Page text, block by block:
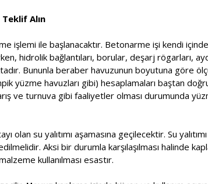
Teklif Alın
işlemi ile başlanacaktır. Betonarme işi kendi
hidrolik bağlantıları, borular, deşarj rögarları,
Bununla beraber havuzunun boyutuna göre
yüzme havuzları gibi) hesaplamaları baştan
ve turnuva gibi faaliyetler olması durumunda
olan su yalıtımı aşamasına geçilecektir. Su
Aksi bir durumla karşılaşılması halinde
kullanılması esastır.